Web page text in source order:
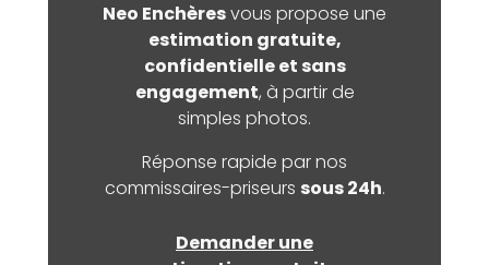
Neo Enchèresvous propose une
estimation gratuite,
confidentielle et sans
engagement, à partir de
simples photos.
Réponse rapide par nos
commissaires-priseurs sous 24h.
Demander une